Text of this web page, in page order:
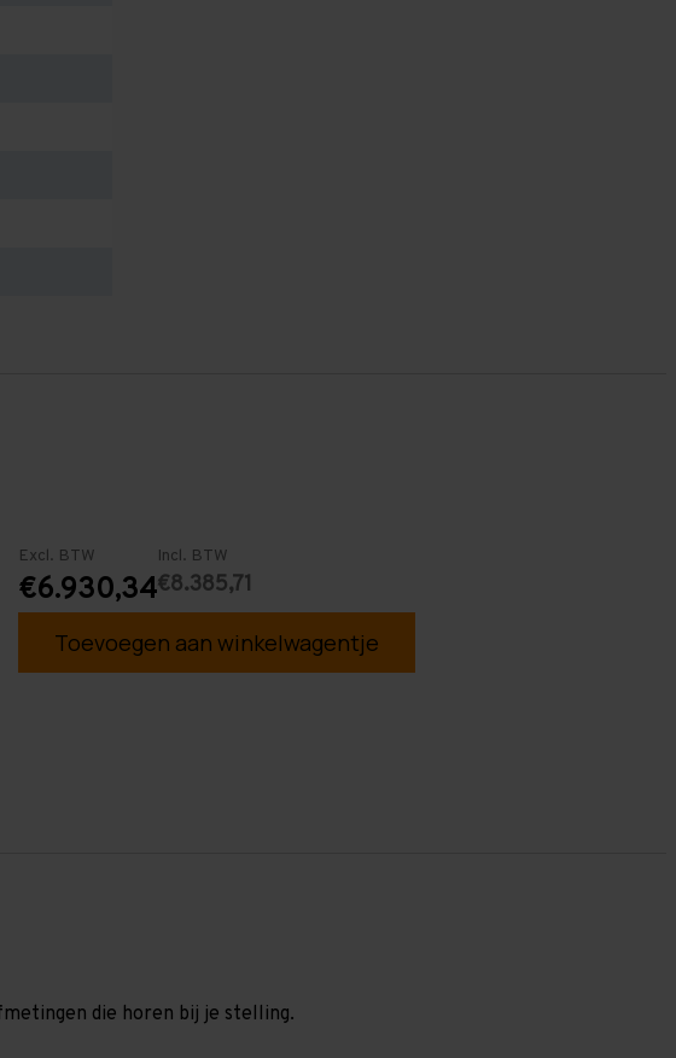
Excl. BTW
€6.930,34
Incl. BTW
€8.385,71
Toevoegen aan winkelwagentje
die horen bij je stelling.